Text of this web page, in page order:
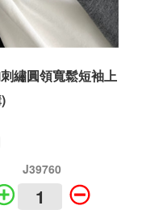
繡圓領寬鬆短袖上
J39760